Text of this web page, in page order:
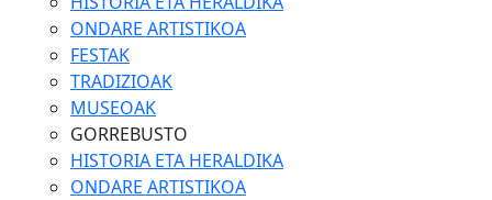
ONDARE ARTISTIKOA
FESTAK
TRADIZIOAK
MUSEOAK
GORREBUSTO
HISTORIA ETA HERALDIKA
ONDARE ARTISTIKOA